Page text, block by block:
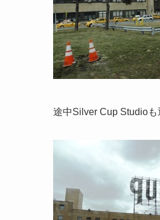
途中Silver Cup Studioも